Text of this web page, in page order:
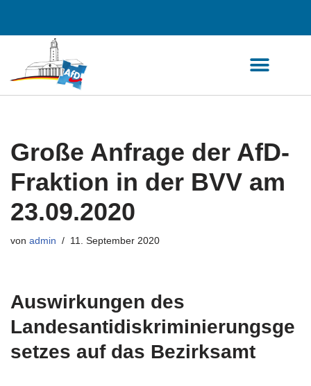
Zum
springen
Große Anfrage der AfD-
Fraktion in der BVV am
23.09.2020
von admin 11. September 2020
Auswirkungen des
Landesantidiskriminierungsge
setzes auf das Bezirksamt